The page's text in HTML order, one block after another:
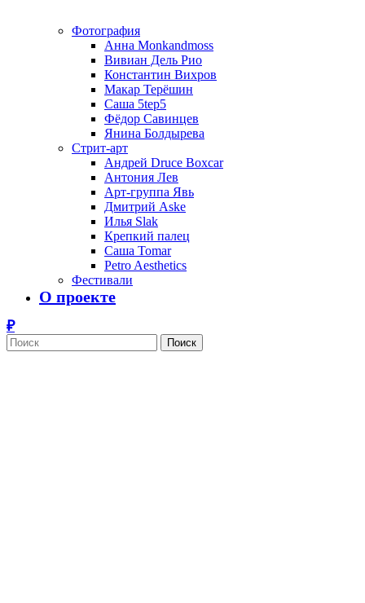
Фотография
Анна Monkandmoss
Вивиан Дель Рио
Константин Вихров
Макар Терёшин
Саша 5tep5
Фёдор Савинцев
Янина Болдырева
Стрит-арт
Андрей Druce Boxcar
Антония Лев
Арт-группа Явь
Дмитрий Aske
Илья Slak
Крепкий палец
Саша Tomar
Petro Aesthetics
Фестивали
О проекте
Поиск